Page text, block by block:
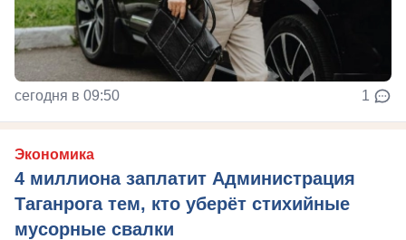
сегодня в 09:50 1
Экономика
4 миллиона заплатит Администрация
Таганрога тем, кто уберёт стихийные
мусорные свалки